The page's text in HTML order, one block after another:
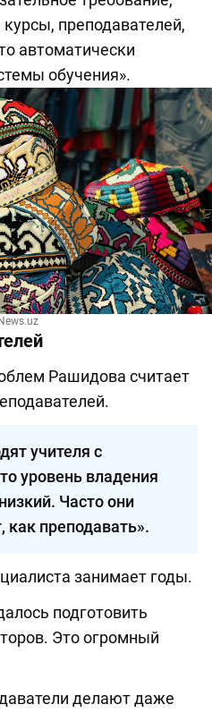
преподавателей,
автоматически
обучения».
Рашидова считает
учителя с
уровень владения
Часто они
как преподавать».
занимает годы.
подготовить
Это огромный
делают даже